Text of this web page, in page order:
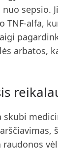
sepsio.
TNF-alfa,
arbatos,
skubi
raudonos